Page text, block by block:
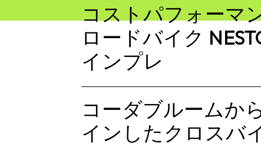
コストパフォーマ
ロードバイク
インプレ
コーダブルームか
インしたクロスバ